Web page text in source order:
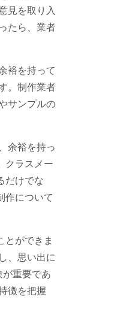
見を取り入
たら、業者
裕を持って
。制作業者
サンプルの
余裕を持っ
クラスメー
だけでな
作について
とができま
、思い出に
重要であ
徴を把握